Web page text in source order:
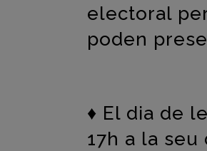
electoral
poden
♦ El dia de
17h a la